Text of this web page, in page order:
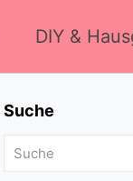
DIY &
Suche